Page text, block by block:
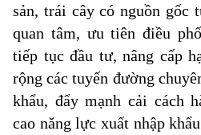
sản, trái cây có nguồn gốc
quan tâm, ưu tiên điều
tiếp tục đầu tư, nâng cấp
rộng các tuyến đường
khẩu, đẩy mạnh cải cách
cao năng lực xuất nhập